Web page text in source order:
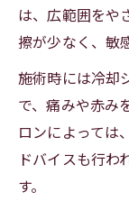
子供
キッズ
施術
皮膚科と
皮膚
キッ
は、広範囲をや
擦が少なく、敏
施術時には冷却
で、痛みや赤み
ロンによっては
ドバイスも行わ
す。